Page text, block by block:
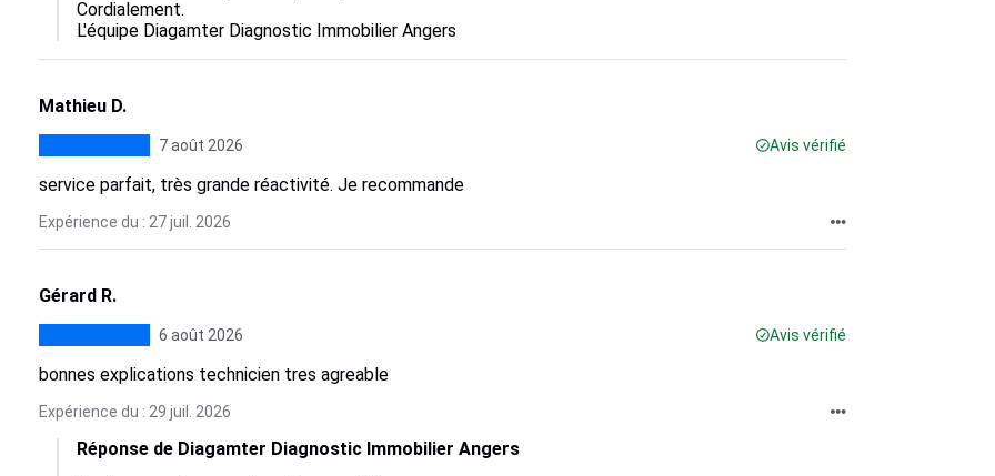
Cordialement.
L'équipe Diagamter Diagnostic Immobilier Angers
Mathieu D.
7 août 2026 Avis vérifié
service parfait, très grande réactivité. Je recommande
Expérience du : 27 juil. 2026
Gérard R.
6 août 2026 Avis vérifié
bonnes explications technicien tres agreable
Expérience du : 29 juil. 2026
Réponse de Diagamter Diagnostic Immobilier Angers